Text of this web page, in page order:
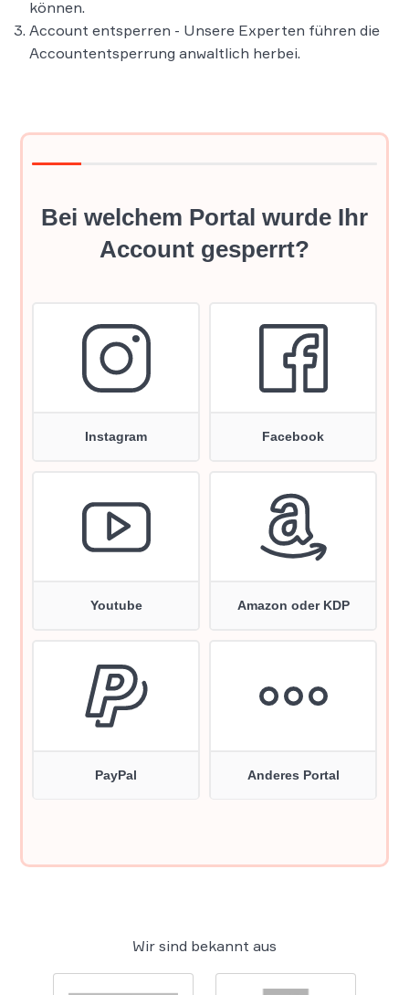
können.
Account entsperren - Unsere Experten führen die
Accountentsperrung anwaltlich herbei.
Wir sind bekannt aus